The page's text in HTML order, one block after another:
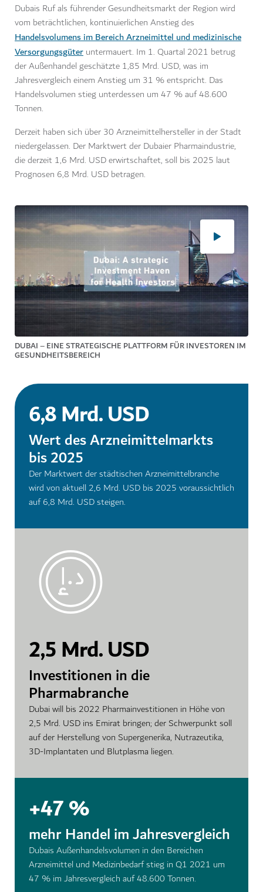
Dubais Ruf als führender Gesundheitsmarkt der Region wird
vom beträchtlichen, kontinuierlichen Anstieg des
Handelsvolumens im Bereich Arzneimittel und medizinische
Versorgungsgüter untermauert. Im 1. Quartal 2021 betrug
der Außenhandel geschätzte 1,85 Mrd. USD, was im
Jahresvergleich einem Anstieg um 31 % entspricht. Das
Handelsvolumen stieg unterdessen um 47 % auf 48.600
Tonnen.
Derzeit haben sich über 30 Arzneimittelhersteller in der Stadt
niedergelassen. Der Marktwert der Dubaier Pharmaindustrie,
die derzeit 1,6 Mrd. USD erwirtschaftet, soll bis 2025 laut
Prognosen 6,8 Mrd. USD betragen.
DUBAI – EINE STRATEGISCHE PLATTFORM FÜR INVESTOREN IM
GESUNDHEITSBEREICH
6,8 Mrd. USD
Wert des Arzneimittelmarkts
bis 2025
Der Marktwert der städtischen Arzneimittelbranche
wird von aktuell 2,6 Mrd. USD bis 2025 voraussichtlich
auf 6,8 Mrd. USD steigen.
2,5 Mrd. USD
Investitionen in die
Pharmabranche
Dubai will bis 2022 Pharmainvestitionen in Höhe von
2,5 Mrd. USD ins Emirat bringen; der Schwerpunkt soll
auf der Herstellung von Supergenerika, Nutrazeutika,
3D-Implantaten und Blutplasma liegen.
+47 %
mehr Handel im Jahresvergleich
Dubais Außenhandelsvolumen in den Bereichen
Arzneimittel und Medizinbedarf stieg in Q1 2021 um
47 % im Jahresvergleich auf 48.600 Tonnen.